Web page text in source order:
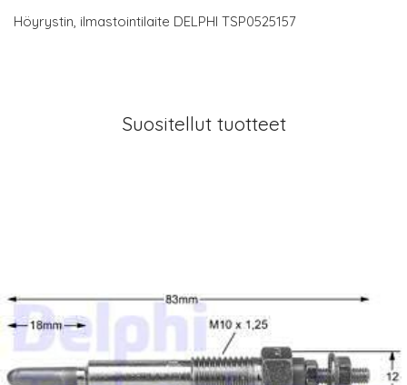
Höyrystin, ilmastointilaite DELPHI TSP0525157
Suositellut tuotteet